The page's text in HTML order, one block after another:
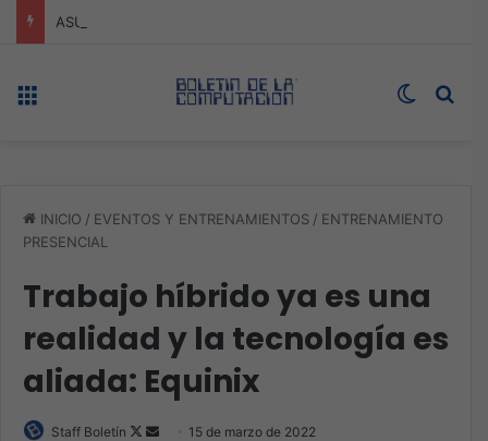
Switch
INICIO / EVENTOS Y ENTRENAMIENTOS / ENTRENAMIENTO
PRESENCIAL
Trabajo híbrido ya es una
realidad y la tecnología es
aliada: Equinix
Staff Boletín
Follow
Send 15 de marzo de 2022